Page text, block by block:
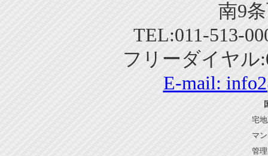
南9
TEL:011-513-
フリーダイヤル
E-mail:
宅
マ
管